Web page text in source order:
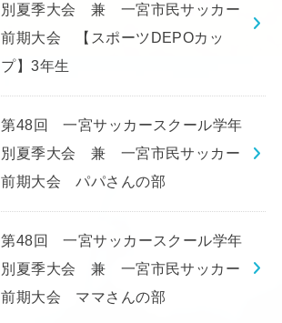
別夏季大会 兼 一宮市民サッカー
前期大会 【スポーツDEPOカッ
プ】3年生
第48回 一宮サッカースクール学年
別夏季大会 兼 一宮市民サッカー
前期大会 パパさんの部
第48回 一宮サッカースクール学年
別夏季大会 兼 一宮市民サッカー
前期大会 ママさんの部